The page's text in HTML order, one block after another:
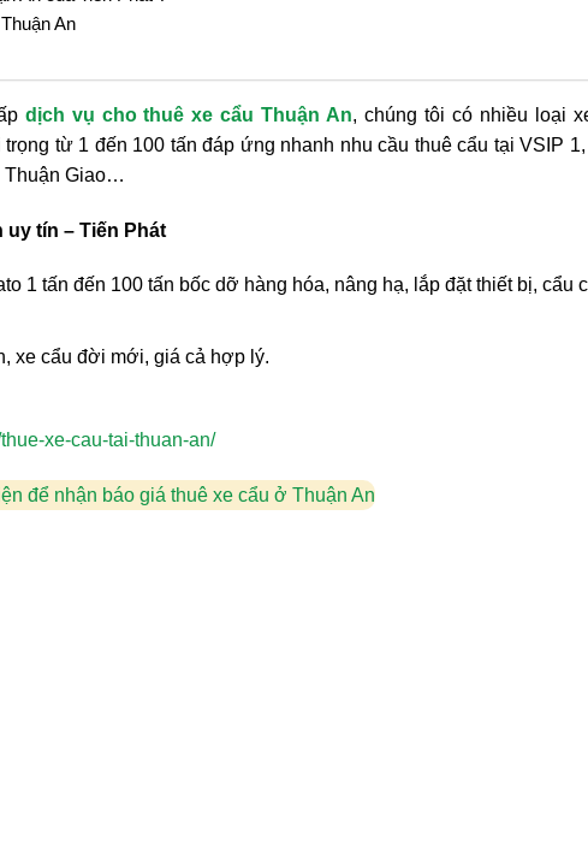
An
dịch vụ cho thuê xe cẩu Thuận An, chúng tôi có nhiều loại
từ 1 đến 100 tấn đáp ứng nhanh nhu cầu thuê cẩu tại VSIP
Thuận Giao…
uy tín – Tiến Phát
1 tấn đến 100 tấn bốc dỡ hàng hóa, nâng hạ, lắp đặt thiết bị, cẩu
xe cẩu đời mới, giá cả hợp lý.
xe-cau-tai-thuan-an/
để nhận báo giá thuê xe cẩu ở Thuận An